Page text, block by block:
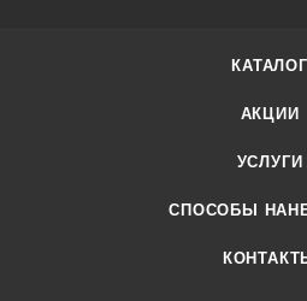
КАТАЛОГ
АКЦИИ
УСЛУГИ
СПОСОБЫ